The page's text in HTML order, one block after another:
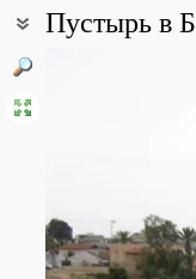
Пустырь в